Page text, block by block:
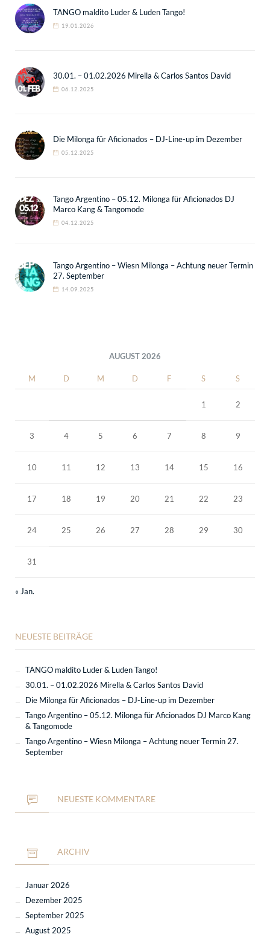
TANGO maldito Luder & Luden Tango!
19.01.2026
30.01. – 01.02.2026 Mirella & Carlos Santos David
06.12.2025
Die Milonga für Aficionados – DJ-Line-up im Dezember
05.12.2025
Tango Argentino – 05.12. Milonga für Aficionados DJ
Marco Kang & Tangomode
04.12.2025
Tango Argentino – Wiesn Milonga – Achtung neuer Termin
27. September
14.09.2025
AUGUST 2026
M D M D F S S
1 2
3 4 5 6 7 8 9
10 11 12 13 14 15 16
17 18 19 20 21 22 23
24 25 26 27 28 29 30
31
« Jan.
NEUESTE BEITRÄGE
TANGO maldito Luder & Luden Tango!
30.01. – 01.02.2026 Mirella & Carlos Santos David
Die Milonga für Aficionados – DJ-Line-up im Dezember
Tango Argentino – 05.12. Milonga für Aficionados DJ Marco Kang
& Tangomode
Tango Argentino – Wiesn Milonga – Achtung neuer Termin 27.
September
NEUESTE KOMMENTARE
ARCHIV
Januar 2026
Dezember 2025
September 2025
August 2025